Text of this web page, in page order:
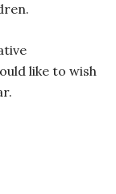
like to wish